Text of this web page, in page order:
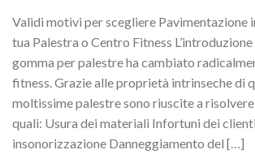
Validi motivi per scegliere Pavimentazione
tua Palestra o Centro Fitness
gomma per palestre ha cambiato
fitness. Grazie alle proprietà intrinseche di
moltissime palestre sono riuscite a
quali: Usura dei materiali Infortuni dei
insonorizzazione Danneggiamento del […]